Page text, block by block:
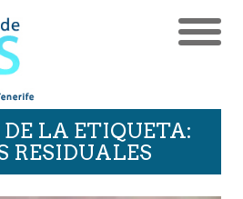
LA ETIQUETA:
RESIDUALES